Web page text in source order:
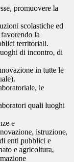
promuovere la
scolastiche ed
la
territoriali.
di incontro, di
in tutte le
le
quali luoghi
e
istruzione,
enti pubblici e
e agricoltura,